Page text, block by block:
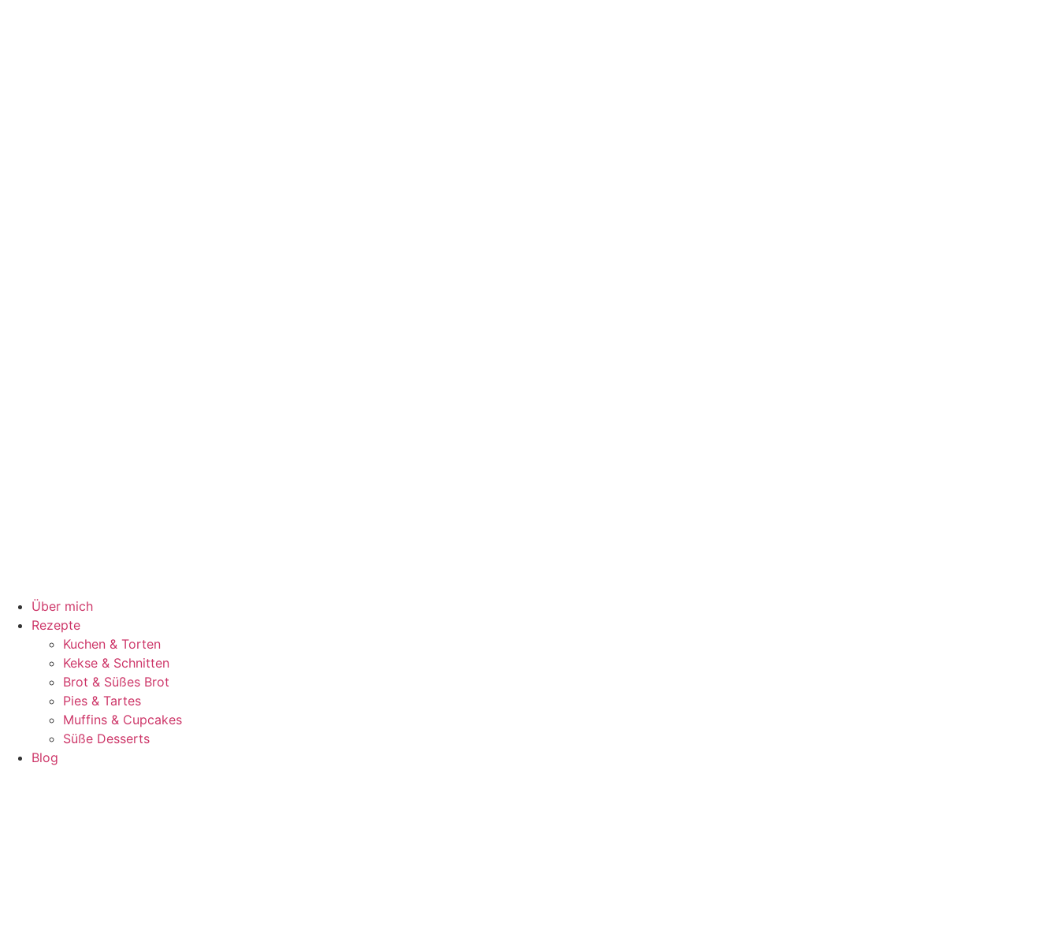
Über mich
Rezepte
Kuchen & Torten
Kekse & Schnitten
Brot & Süßes Brot
Pies & Tartes
Muffins & Cupcakes
Süße Desserts
Blog